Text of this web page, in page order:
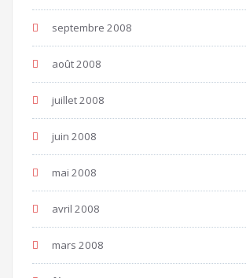
septembre 2008
août 2008
juillet 2008
juin 2008
mai 2008
avril 2008
mars 2008